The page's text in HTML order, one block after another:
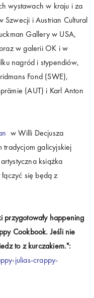
wystawach w kraju i za
Szwecji i Austrian Cultural
Gallery w USA,
w galerii OK i w
nagród i stypendiów,
Fond (SWE),
(AUT) i Karl Anton
w Willi Decjusza
tradycjom galicyjskiej
książka
się będą z
przygotowały happening
Cookbook. Jeśli nie
to z kurczakiem.":
julias-crappy-